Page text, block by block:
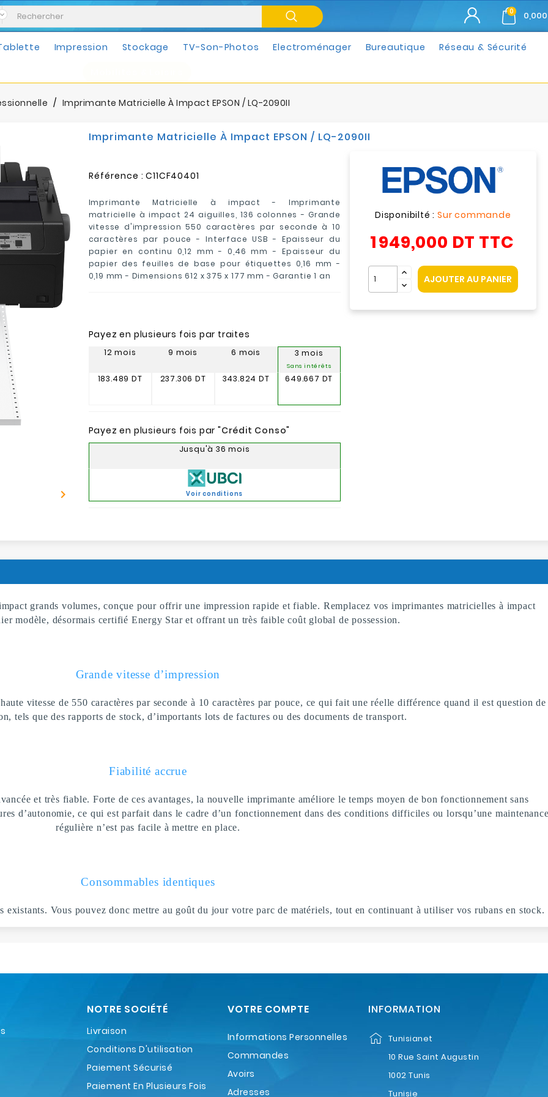
0
Impression Stockage TV-Son-Photos Electroménager Bureautique Réseau & Sécurité
Imprimante Matricielle À Impact EPSON / LQ-2090II

Imprimante Matricielle À Impact EPSON / LQ-2090II
Référence : C11CF40401
Imprimante Matricielle à impact - Imprimante
matricielle à impact 24 aiguilles, 136 colonnes - Grande
vitesse d'impression 550 caractères par seconde à 10
caractères par pouce - Interface USB - Epaisseur du
papier en continu 0,12 mm - 0,46 mm - Epaisseur du
papier des feuilles de base pour étiquettes 0,16 mm -
0,19 mm - Dimensions 612‎ x 375 x 177 mm - Garantie 1 an
Disponibilté :Sur commande
1 949,000 DT TTC
AJOUTER AU PANIER
Payez en plusieurs fois par traites
12 mois
183.489 DT
9 mois
237.306 DT
6 mois
343.824 DT
3 mois
Sans intérêts
649.667 DT
Payez en plusieurs fois par "Crédit Conso"
Jusqu'à 36 mois
Voir conditions
grands volumes, conçue pour offrir une impression rapide et fiable. Remplacez vos imprimantes matricielles à impact
modèle, désormais certifié Energy Star et offrant un très faible coût global de possession.
Grande vitesse d’impression
vitesse de 550 caractères par seconde à 10 caractères par pouce, ce qui fait une réelle différence quand il est question de
tels que des rapports de stock, d’importants lots de factures ou des documents de transport.
Fiabilité accrue
et très fiable. Forte de ces avantages, la nouvelle imprimante améliore le temps moyen de bon fonctionnement sans
d’autonomie, ce qui est parfait dans le cadre d’un fonctionnement dans des conditions difficiles ou lorsqu’une
régulière n’est pas facile à mettre en place.
Consommables identiques
existants. Vous pouvez donc mettre au goût du jour votre parc de matériels, tout en continuant à utiliser vos rubans en stock.
NOTRE SOCIÉTÉ
Livraison
Conditions D'utilisation
Paiement Sécurisé
Paiement En Plusieurs Fois
VOTRE COMPTE
Informations Personnelles
Commandes
Avoirs
Adresses
INFORMATION
Tunisianet
10 Rue Saint Augustin
1002 Tunis
Tunisie